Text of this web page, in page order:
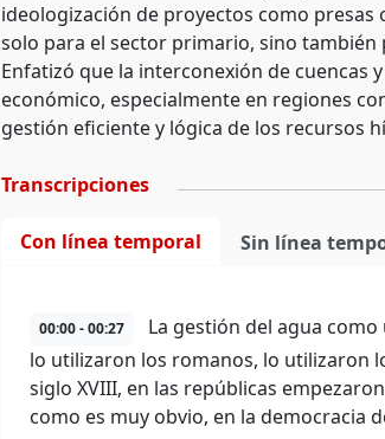
ideologización de proyectos como
solo para el sector primario, sino
Enfatizó que la interconexión de cuencas
económico, especialmente en regiones
gestión eficiente y lógica de los recursos
Transcripciones
Con línea temporal Sin línea
00:00 - 00:27
La gestión del agua
lo utilizaron los romanos, lo utilizaron
siglo XVIII, en las repúblicas
como es muy obvio, en la democracia